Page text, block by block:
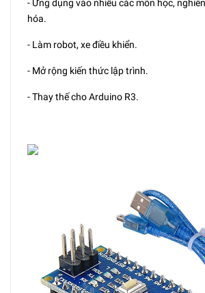
- Ứng dụng vào nhiều các môn học,
hóa.
- Làm robot, xe điều khiển.
- Mở rộng kiến thức lập trình.
- Thay thế cho Arduino R3.